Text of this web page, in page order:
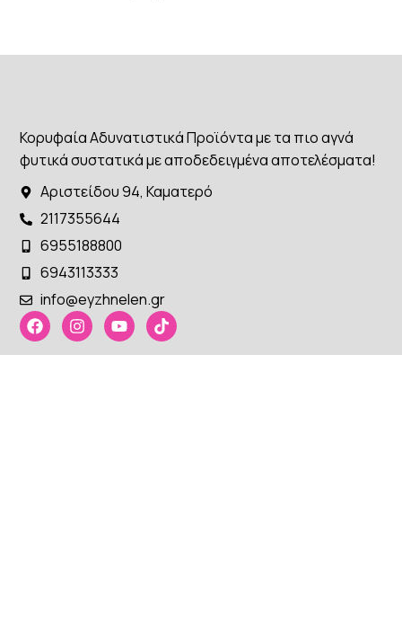
Κορυφαία Αδυνατιστικά Προϊόντα με τα πιο αγνά
φυτικά συστατικά με αποδεδειγμένα αποτελέσματα!
Αριστείδου 94, Καματερό
2117355644
6955188800
6943113333
info@eyzhnelen.gr